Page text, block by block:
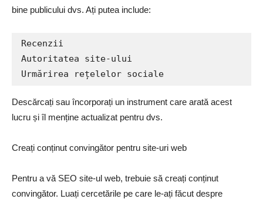
bine publicului dvs. Ați putea include:
Recenzii
Autoritatea site-ului
Urmărirea rețelelor sociale
Descărcați sau încorporați un instrument care arată acest
lucru și îl menține actualizat pentru dvs.
Creați conținut convingător pentru site-uri web
Pentru a vă SEO site-ul web, trebuie să creați conținut
convingător. Luați cercetările pe care le-ați făcut despre